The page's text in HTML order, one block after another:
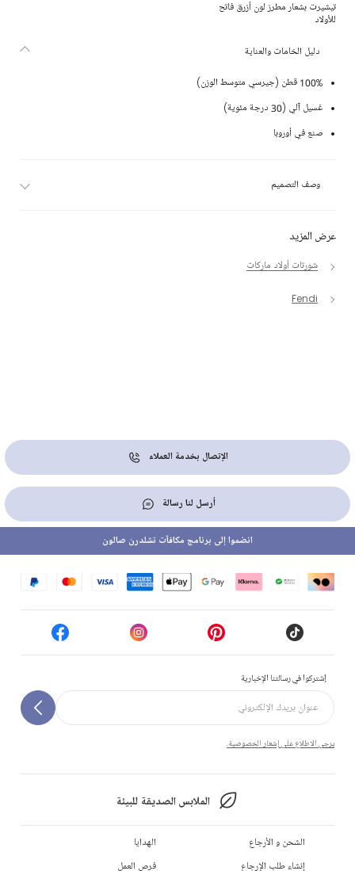
تيشيرت بشعار مطرز لون أزرق فاتح
للأولاد
عرض المزيد
شورتات أولاد ماركات
Fendi
دليل الخامات والعناية
100% قطن (جيرسي متوسط الوزن)
غسيل آلي (30 درجة مئوية)
صنع في أوروبا
وصف التصميم
الإتصال بخدمة العملاء
أرسل لنا رسالة
إشتركوا في رسالتنا الإخبارية
يرجى الاطلاع على إشعار الخصوصية.
الملابس الصديقة للبيئة
انضموا إلى برنامج مكافآت تشلدرن صالون
الشحن و الأرجاع
إنشاء طلب الإرجاع
الهدايا
فرص العمل